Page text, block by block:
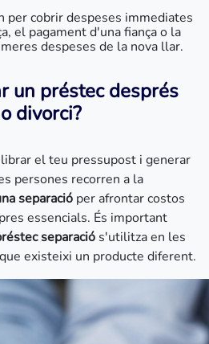
per cobrir despeses immediates
el pagament d'una fiança o la
despeses de la nova llar.
un préstec després
divorci?
el teu pressupost i generar
persones recorren a la
separació per afrontar costos
essencials. És important
separació s'utilitza en les
existeixi un producte diferent.